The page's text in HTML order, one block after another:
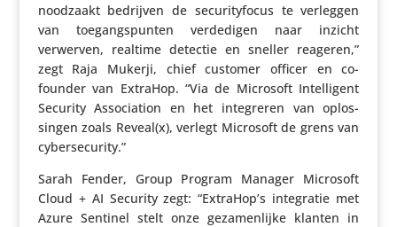
noodzaakt bedrijven de secu­ri­ty­focus te verleggen
van toegangs­punten verde­digen naar inzicht
verwerven, realtime detectie en sneller reageren,”
zegt Raja Mukerji, chief customer officer en co-
founder van ExtraHop. “Via de Microsoft Intel­li­gent
Security Asso­ci­a­tion en het inte­greren van oplos­
singen zoals Reveal(x), verlegt Microsoft de grens van
cybersecurity.”
Sarah Fender, Group Program Manager Microsoft
Cloud + AI Security zegt: “ExtraHop’s inte­gratie met
Azure Sentinel stelt onze geza­men­lijke klanten in